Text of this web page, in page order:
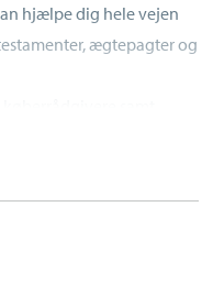
hjælpe dig hele vejen
ægtepagter og
mæglerforening.
via HDI Global